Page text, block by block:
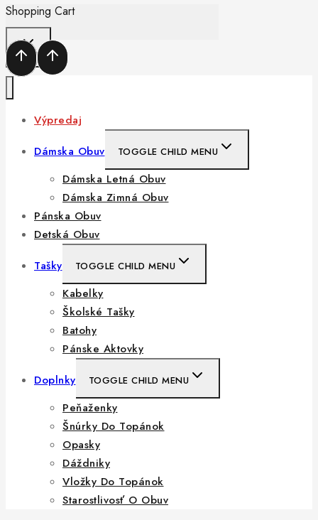
Shopping Cart
Výpredaj
Dámska Obuv
TOGGLE CHILD MENU
Dámska Letná Obuv
Dámska Zimná Obuv
Pánska Obuv
Detská Obuv
Tašky
TOGGLE CHILD MENU
Kabelky
Školské Tašky
Batohy
Pánske Aktovky
Doplnky
TOGGLE CHILD MENU
Peňaženky
Šnúrky Do Topánok
Opasky
Dáždniky
Vložky Do Topánok
Starostlivosť O Obuv